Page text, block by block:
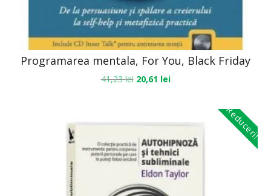
Programarea mentala, For You, Black Friday
41,23lei 20,61 lei
Reduceri!